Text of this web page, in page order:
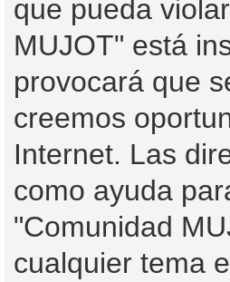
que pueda
MUJOT" está
provocará que
creemos
Internet. Las
como ayuda
"Comunidad
cualquier tema